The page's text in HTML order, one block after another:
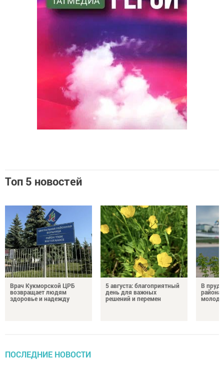
Топ 5 новостей
Врач Кукморской ЦРБ
возвращает людям
здоровье и надежду
5 августа: благоприятный
день для важных
решений и перемен
В
района
ПОСЛЕДНИЕ НОВОСТИ